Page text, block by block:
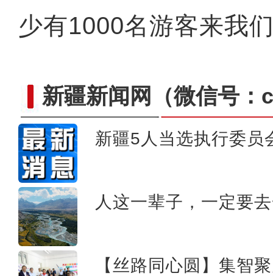
少有1000名游客来我
新疆新闻网 （微信号
新疆5人当选执行委员
人这一辈子，一定要
【丝路同心圆】集智